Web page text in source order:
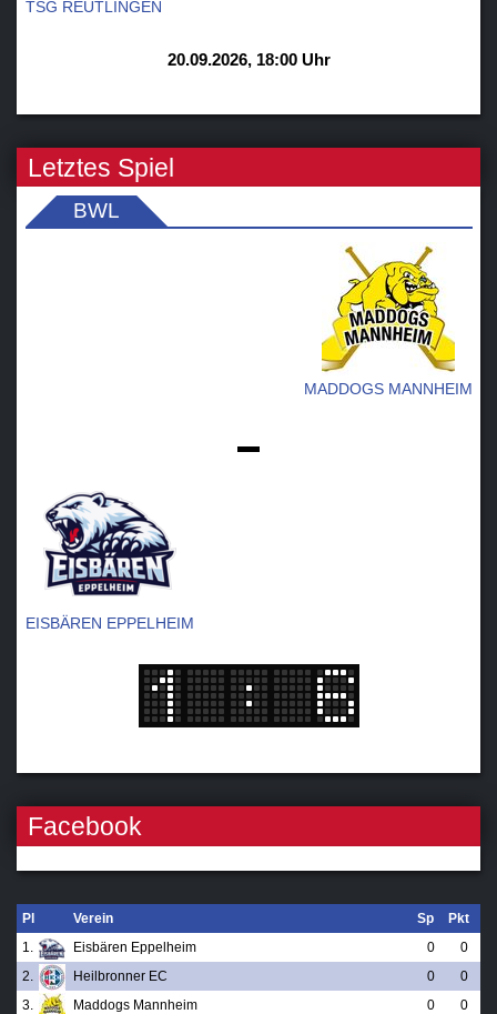
TSG REUTLINGEN
20.09.2026, 18:00 Uhr
Letztes Spiel
BWL
MADDOGS MANNHEIM
-
EISBÄREN EPPELHEIM
Facebook
Pl Verein Sp
Pkt
1.
Eisbären Eppelheim 0
0
2.
Heilbronner EC 0
0
3.
Maddogs Mannheim 0
0